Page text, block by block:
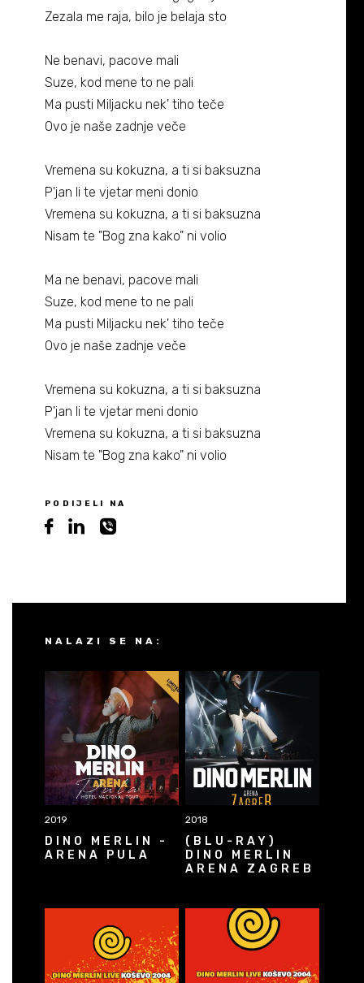
Kontakt
Zezala me raja, bilo je belaja sto
Ne benavi, pacove mali
Suze, kod mene to ne pali
Ma pusti Miljacku nek' tiho teče
Ovo je naše zadnje veče
Vremena su kokuzna, a ti si baksuzna
P'jan li te vjetar meni donio
Vremena su kokuzna, a ti si baksuzna
Nisam te "Bog zna kako" ni volio
Ma ne benavi, pacove mali
Suze, kod mene to ne pali
Ma pusti Miljacku nek' tiho teče
Ovo je naše zadnje veče
Vremena su kokuzna, a ti si baksuzna
P'jan li te vjetar meni donio
Vremena su kokuzna, a ti si baksuzna
Nisam te "Bog zna kako" ni volio
PODIJELI NA
NALAZI SE NA:
2019
DINO MERLIN -
ARENA PULA
2018
(BLU-RAY)
DINO MERLIN
ARENA ZAGREB